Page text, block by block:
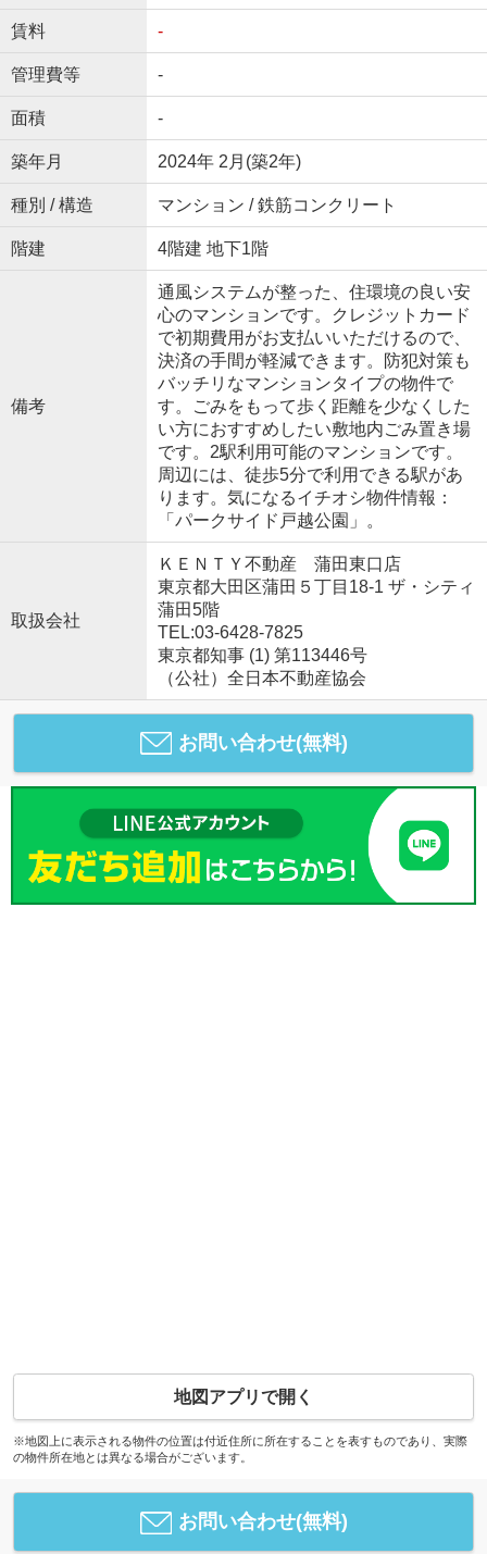
賃料 -
管理費等 -
面積 -
築年月 2024年 2月(築2年)
種別 / 構造 マンション / 鉄筋コンクリート
階建 4階建 地下1階
備考
通風システムが整った、住環境の良い安
心のマンションです。クレジットカード
で初期費用がお支払いいただけるので、
決済の手間が軽減できます。防犯対策も
バッチリなマンションタイプの物件で
す。ごみをもって歩く距離を少なくした
い方におすすめしたい敷地内ごみ置き場
です。2駅利用可能のマンションです。
周辺には、徒歩5分で利用できる駅があ
ります。気になるイチオシ物件情報：
「パークサイド戸越公園」。
取扱会社
ＫＥＮＴＹ不動産 蒲田東口店
東京都大田区蒲田５丁目18-1 ザ・シティ
蒲田5階
TEL:03-6428-7825
東京都知事 (1) 第113446号
（公社）全日本不動産協会
お問い合わせ(無料)
地図アプリで開く
※地図上に表示される物件の位置は付近住所に所在することを表すものであり、実際
の物件所在地とは異なる場合がございます。
お問い合わせ(無料)